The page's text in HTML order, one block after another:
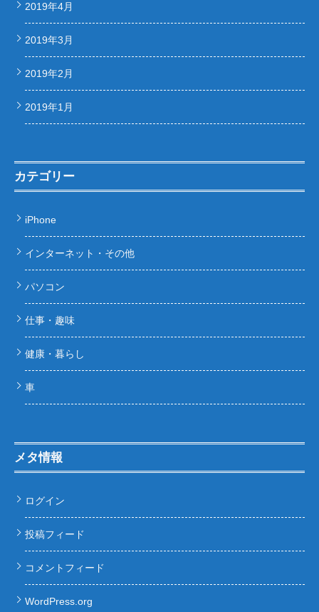
2019年4月
2019年3月
2019年2月
2019年1月
カテゴリー
iPhone
インターネット・その他
パソコン
仕事・趣味
健康・暮らし
車
メタ情報
ログイン
投稿フィード
コメントフィード
WordPress.org